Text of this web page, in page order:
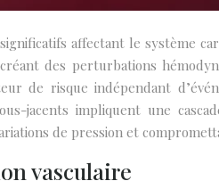
affectant le système
des perturbations
de risque indépendant
jacents impliquent une
de pression et
vasculaire